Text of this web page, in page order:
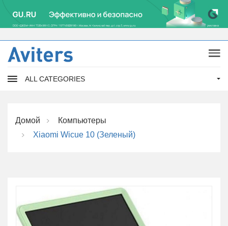
ALL CATEGORIES
Домой
Компьютеры
Xiaomi Wicue 10 (зеленый)